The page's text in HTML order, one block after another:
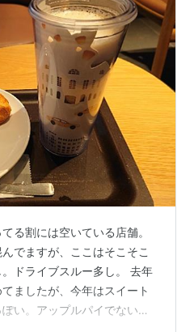
る割には空いている店舗。
でますが、ここはそこそこ
ドライブスルー多し。 去年
ましたが、今年はスイート
い。アップルパイでないか